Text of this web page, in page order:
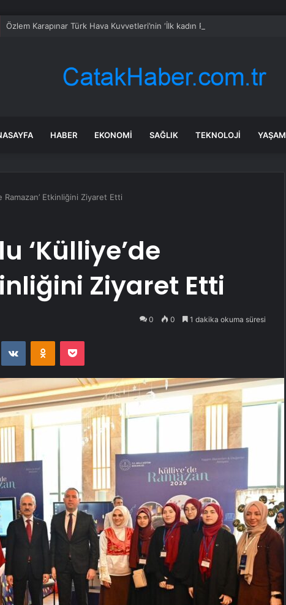
Özlem Karapınar Türk Hava Kuvvetleri’nin ‘İlk kadın Paşa’sı oldu!
HABER EKONOMI SAĞLIK TEKNOLOJI YAŞAM
Ramazan’ Etkinliğini Ziyaret Etti
‘Külliye’de
Ziyaret Etti
0 0 1 dakika okuma süresi
VKontakteOdnoklassniki
Pocket